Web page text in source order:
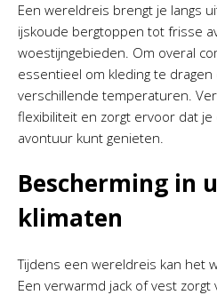
Een wereldreis brengt je langs
ijskoude bergtoppen tot frisse
woestijngebieden. Om overal
essentieel om kleding te dragen
verschillende temperaturen.
flexibiliteit en zorgt ervoor dat
avontuur kunt genieten.
Bescherming in
klimaten
Tijdens een wereldreis kan het
Een verwarmd jack of vest